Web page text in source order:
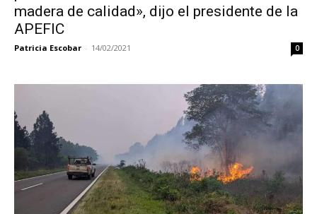
madera de calidad», dijo el presidente de la
APEFIC
Patricia Escobar - 14/02/2021 0